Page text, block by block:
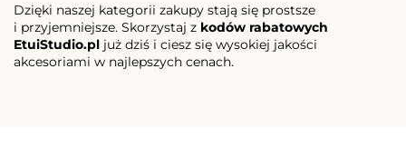
Dzięki naszej kategorii zakupy stają się prostsze
i przyjemniejsze. Skorzystaj z kodów rabatowych
EtuiStudio.pl już dziś i ciesz się wysokiej jakości
akcesoriami w najlepszych cenach.